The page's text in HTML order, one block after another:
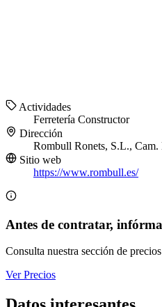
Actividades
Ferretería Constructor
Dirección
Rombull Ronets, S.L., Cam.
Sitio web
https://www.rombull.es/
Antes de contratar,
Consulta nuestra sección de
Ver Precios